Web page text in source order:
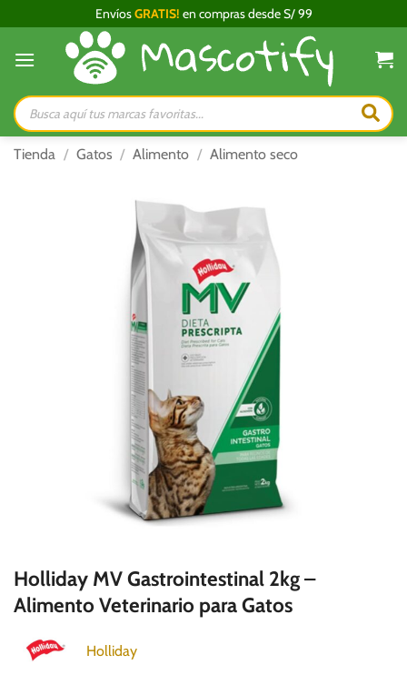
al
contenido
EnvíosGRATIS! en compras desde S/ 99
Búsqueda
de
productos
Tienda / Gatos / Alimento / Alimento seco
Holliday MV Gastrointestinal 2kg –
Alimento Veterinario para Gatos
Holliday